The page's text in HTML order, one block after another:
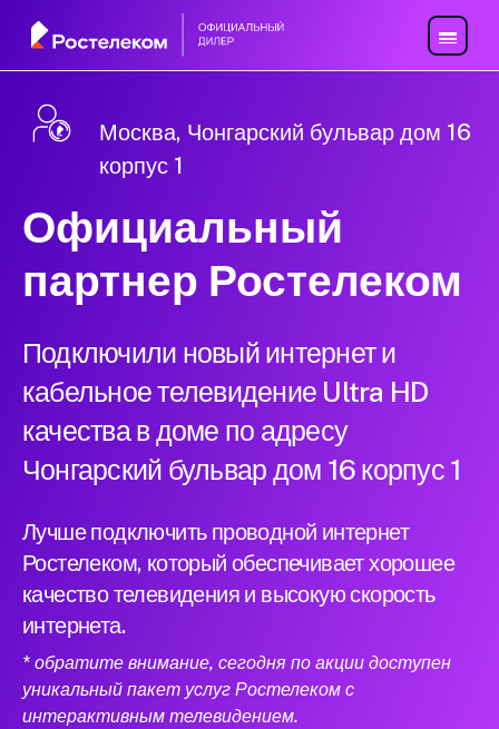
Москва, Чонгарский бульвар дом 16
корпус 1
Официальный
партнер Ростелеком
Подключили новый интернет и
кабельное телевидение Ultra HD
качества в доме по адресу
Чонгарский бульвар дом 16 корпус 1
Лучше подключить проводной интернет
Ростелеком, который обеспечивает хорошее
качество телевидения и высокую скорость
интернета.
* обратите внимание, сегодня по акции доступен
уникальный пакет услуг Ростелеком с
интерактивным телевидением.